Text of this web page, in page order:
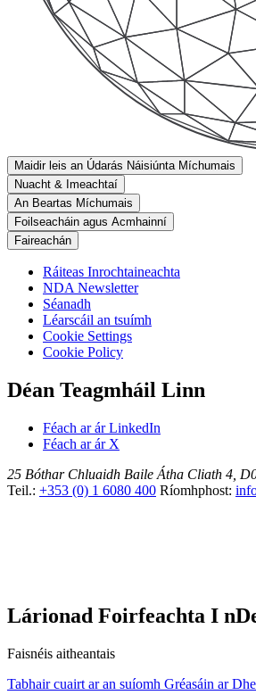
Maidir leis an Údarás Náisiúnta Míchumais
Nuacht & Imeachtaí
An Beartas Míchumais
Foilseacháin agus Acmhainní
Faireachán
Ráiteas Inrochtaineachta
NDA Newsletter
Séanadh
Léarscáil an tsuímh
Cookie Settings
Cookie Policy
Déan Teagmháil Linn
Féach ar ár LinkedIn
Féach ar ár X
25 Bóthar Chluaidh Baile Átha Cliath 4,
Teil.: +353 (0) 1 6080 400 Ríomhphost:
Lárionad Foirfeachta I
Faisnéis aitheantais
Tabhair cuairt ar an suíomh Gréasáin ar